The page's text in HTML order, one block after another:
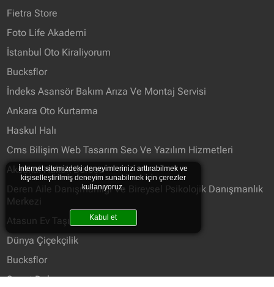
Fietra Store
Foto Life Akademi
İstanbul Oto Kiraliyorum
Bucksflor
İndeks Asansör Bakım Arıza Ve Montaj Servisi
Ankara Oto Kurtarma
Haskul Halı
Cms Bilişim Web Tasarım Seo Ve Yazılım Hizmetleri
Aksakal Hukuk Bürosu
Deren Aile Danışmanlığı Ve Bireysel Psikolojik Danışmanlık
Merkezi
Atasun Ev Taşıma Firmaları
Dünya Çiçekçilik
Bucksflor
Sanat Dekor
İnternet sitemizdeki deneyimlerinizi arttırabilmek ve
kişiselleştirilmiş deneyim sunabilmek için çerezler
kullanıyoruz.
Kabul et